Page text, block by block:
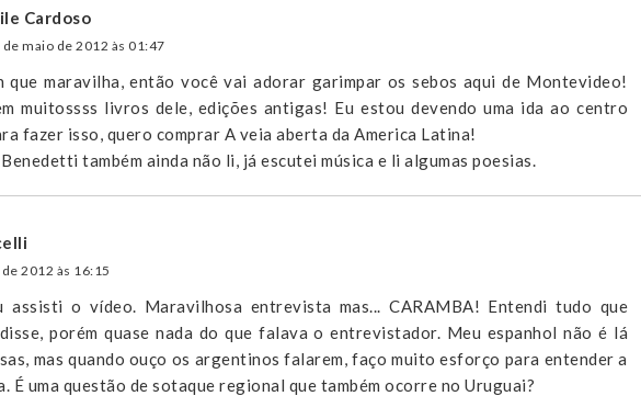
Cardoso
de maio de 2012 às 01:47
que maravilha, então você vai adorar garimpar os sebos aqui de Montevideo!
muitossss livros dele, edições antigas! Eu estou devendo uma ida ao centro
fazer isso, quero comprar A veia aberta da America Latina!
também ainda não li, já escutei música e li algumas poesias.
2012 às 16:15
assisti o vídeo. Maravilhosa entrevista mas... CARAMBA! Entendi tudo que
porém quase nada do que falava o entrevistador. Meu espanhol não é lá
mas quando ouço os argentinos falarem, faço muito esforço para entender a
É uma questão de sotaque regional que também ocorre no Uruguai?